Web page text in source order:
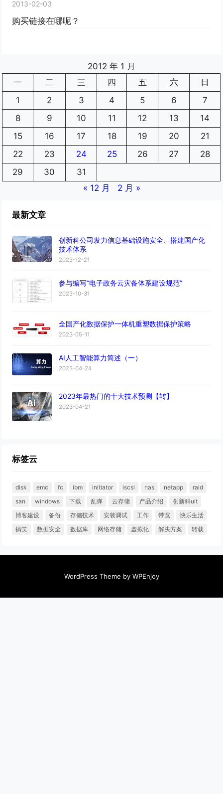
2013-02-03
购买链接在哪呢？
2012 年 1 月
一
二 三 四 五 六
日
1
2 3 4 5 6
7
8
9 10 11 12 13
14
15
16 17 18 19 20
21
22
23 24 25 26 27
28
29
30
31
« 12 月
2 月 »
最新文章
创新科公司发力信息基础设施安全、搭建国产化
技术体系
2023-12-21
参与编写“电子政务云灾备体系建设规范”
2023-10-31
全国产化数据保护一体机重塑数据保护策略
2023-05-11
AI人工智能算力简述（一）
2023-04-24
2023年最热门的十大技术预测【转】
2023-04-21
标签云
disk emc fc ibm initiator iscsi nas netapp
raid
san
windows 下载 乱弹 云存储 产品介绍
创新科uit
博客建设
备份 存储技术 安装调试 工作 带宽
快乐生活
搞笑
数据安全 数据库 网络存储 虚拟化 解决方案 转载
WordPress Theme by WPEnjoy